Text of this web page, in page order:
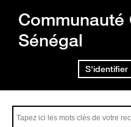
Communauté
Sénégal
S'identifier